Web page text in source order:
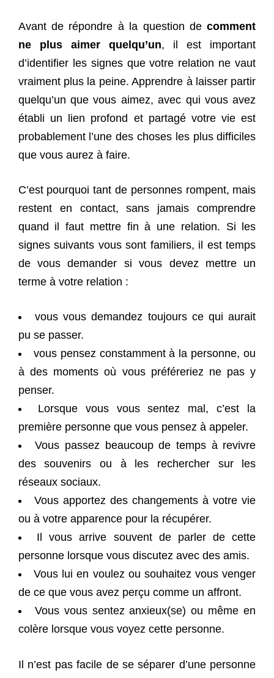
Avant de répondre à la question decomment
ne plus aimer quelqu’un, il est important
d’identifier les signes que votre relation ne vaut
vraiment plus la peine. Apprendre à laisser partir
quelqu’un que vous aimez, avec qui vous avez
établi un lien profond et partagé votre vie est
probablement l’une des choses les plus difficiles
que vous aurez à faire.
C’est pourquoi tant de personnes rompent, mais
restent en contact, sans jamais comprendre
quand il faut mettre fin à une relation. Si les
signes suivants vous sont familiers, il est temps
de vous demander si vous devez mettre un
terme à votre relation :
vous vous demandez toujours ce qui aurait
pu se passer.
vous pensez constamment à la personne, ou
à des moments où vous préféreriez ne pas y
penser.
Lorsque vous vous sentez mal, c’est la
première personne que vous pensez à appeler.
Vous passez beaucoup de temps à revivre
des souvenirs ou à les rechercher sur les
réseaux sociaux.
Vous apportez des changements à votre vie
ou à votre apparence pour la récupérer.
Il vous arrive souvent de parler de cette
personne lorsque vous discutez avec des amis.
Vous lui en voulez ou souhaitez vous venger
de ce que vous avez perçu comme un affront.
Vous vous sentez anxieux(se) ou même en
colère lorsque vous voyez cette personne.
Il n’est pas facile de se séparer d’une personne